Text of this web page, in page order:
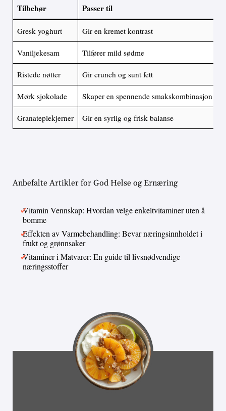
Tilbehør Passer til
Gresk yoghurt Gir en kremet kontrast
Vaniljekesam Tilfører mild sødme
Ristede nøtter Gir crunch og sunt fett
Mørk sjokolade Skaper en spennende smakskombinasjon
Granateplekjerner Gir en syrlig og frisk balanse
Anbefalte Artikler for God Helse og Ernæring
Vitamin Vennskap: Hvordan velge enkeltvitaminer uten å
bomme
Effekten av Varmebehandling: Bevar næringsinnholdet i
frukt og grønnsaker
Vitaminer i Matvarer: En guide til livsnødvendige
næringsstoffer